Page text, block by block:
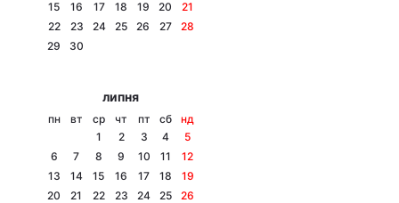
Екологія
Інтерв'ю
Архів
15
16 17 18 19 20
21
22
23 24 25 26 27
28
29
30
липня
пн вт ср чт пт сб
нд
1
2 3 4
5
6
7 8 9 10 11
12
13
14 15 16 17 18
19
20
21 22 23 24 25
26